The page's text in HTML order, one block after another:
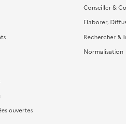
ouvertes
Conseiller &
Elaborer,
Rechercher &
Normalisation